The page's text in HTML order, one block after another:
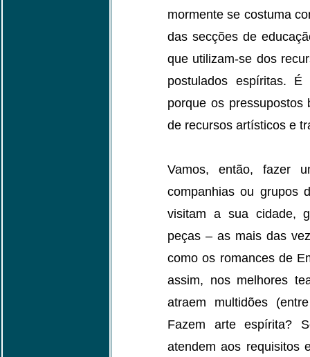
mormente se costuma
das secções de
que utilizam-se dos
postulados espíritas.
porque os pressupostos
de recursos artísticos e
Vamos, então, fazer
companhias ou grupos
visitam a sua cidade,
peças – as mais das
como os romances de
assim, nos melhores
atraem multidões
Fazem arte espírita?
atendem aos requisitos